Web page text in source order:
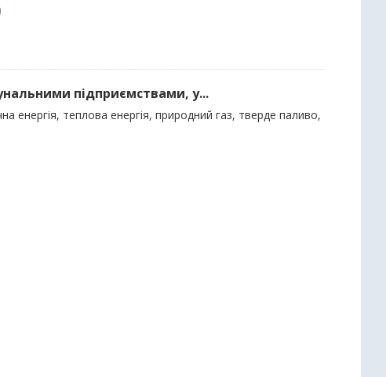
підприємствами, у...
енергія, теплова енергія, природний газ, тверде паливо,